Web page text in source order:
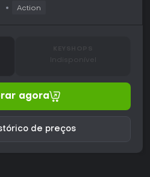
Action
Indisponível
agora
de preços